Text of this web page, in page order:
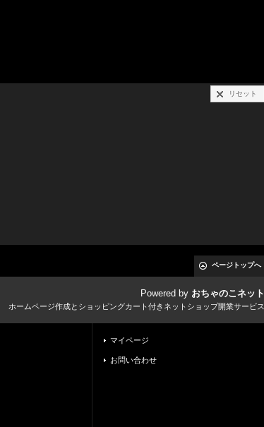
リセット
ページトップへ
Powered by おちゃのこネット
ホームページ作成とショッピングカート付きネットショップ開業サービス
マイページ
お問い合わせ